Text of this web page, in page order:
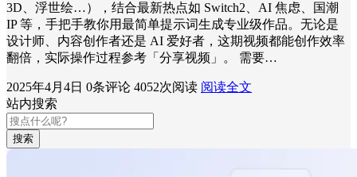
3D、浮世绘…），结合最新热点如 Switch2、AI 焦虑、国潮
IP 等，手把手教你用最简单提示词生成专业级作品。无论是
设计师、内容创作者还是 AI 爱好者，这期视频都能创作效率
翻倍，实际操作过程参考「分享视频」。 需要…
2025年4月4日 0条评论 4052次阅读 阅读全文
站内搜索
搜索